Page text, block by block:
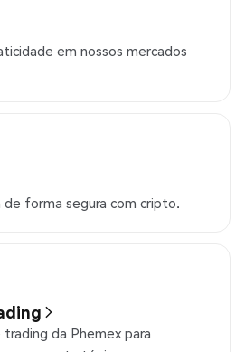
em nossos mercados
de forma segura com cripto.
da Phemex para